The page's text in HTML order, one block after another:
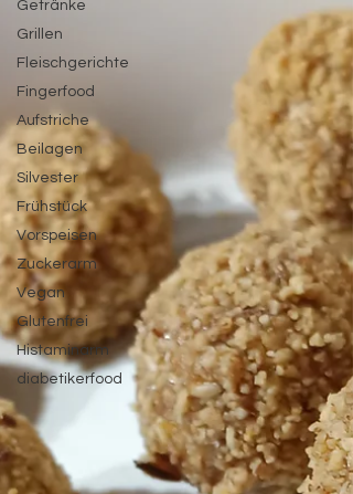
Getränke
Grillen
Fleischgerichte
Fingerfood
Aufstriche
Beilagen
Silvester
Frühstück
Vorspeisen
Zuckerarm
Vegan
Glutenfrei
Histaminarm
diabetikerfood